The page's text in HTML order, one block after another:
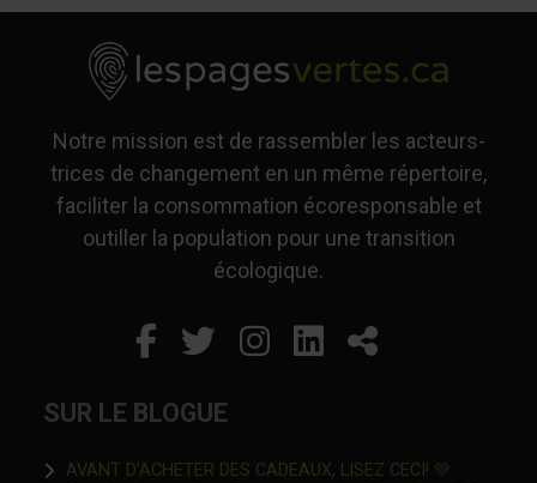
Notre mission est de rassembler les acteurs-
trices de changement en un même répertoire,
faciliter la consommation écoresponsable et
outiller la population pour une transition
écologique.
Facebook
Ce lien s'ouvrira dans
Twitter
Ce lien s'ouvrira
Instagram
Ce lien s'ouvrira
LinkedIn
Ce lien
Partager
SUR LE BLOGUE
AVANT D’ACHETER DES CADEAUX, LISEZ CECI! 💚